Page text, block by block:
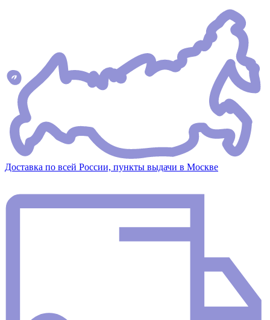
Доставка по всей России, пункты выдачи в Москве